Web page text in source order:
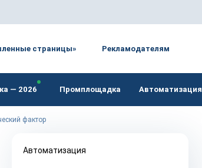
страницы» Рекламодателям
— 2026 Промплощадка Автоматизация
фактор
Автоматизация